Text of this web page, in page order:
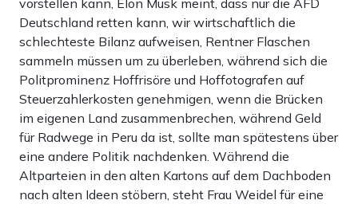
Deutschland retten kann, wir wirtschaftlich die
schlechteste Bilanz aufweisen, Rentner Flaschen
sammeln müssen um zu überleben, während sich die
Politprominenz Hoffrisöre und Hoffotografen auf
Steuerzahlerkosten genehmigen, wenn die Brücken
im eigenen Land zusammenbrechen, während Geld
für Radwege in Peru da ist, sollte man spätestens über
eine andere Politik nachdenken. Während die
Altparteien in den alten Kartons auf dem Dachboden
nach alten Ideen stöbern, steht Frau Weidel für eine